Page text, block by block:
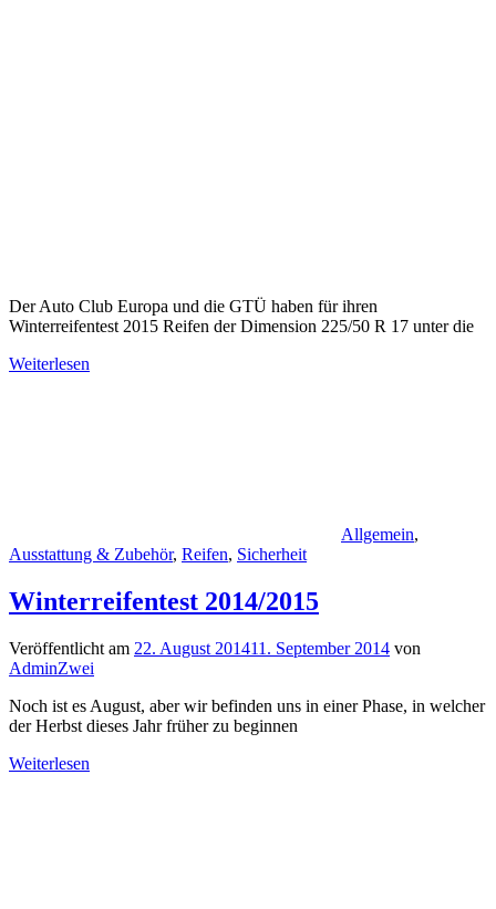
Der Auto Club Europa und die GTÜ haben für ihren
Winterreifentest 2015 Reifen der Dimension 225/50 R 17 unter die
Weiterlesen
Allgemein,
Ausstattung & Zubehör, Reifen, Sicherheit
Winterreifentest 2014/2015
Veröffentlicht am 22. August 201411. September 2014 von
AdminZwei
Noch ist es August, aber wir befinden uns in einer Phase, in welcher
der Herbst dieses Jahr früher zu beginnen
Weiterlesen